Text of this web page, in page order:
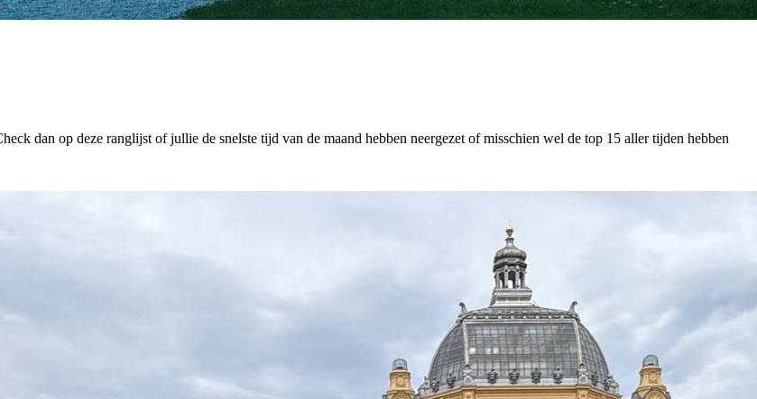
dan op deze ranglijst of jullie de snelste tijd van de maand hebben neergezet of misschien wel de top 15 aller tijden hebben